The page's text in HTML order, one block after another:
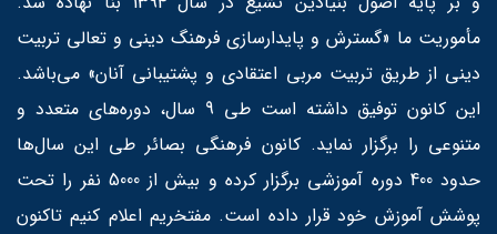
مأموریت ما «گسترش و پایدارسازی فرهنگ دینی و تعالی تربیت
دینی از طریق تربیت مربی اعتقادی و پشتیبانی آنان» می‌باشد.
این کانون توفیق داشته است طی 9 سال، دوره‌های متعدد و
متنوعی را برگزار نماید. کانون فرهنگی بصائر طی این سال‌ها
حدود 400 دوره آموزشی برگزار کرده و بیش از 5000 نفر را تحت
پوشش آموزش خود قرار داده است. مفتخریم اعلام کنیم تاکنون